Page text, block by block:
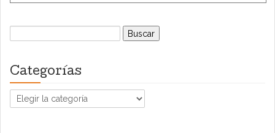
Buscar:
Categorías
Categorías